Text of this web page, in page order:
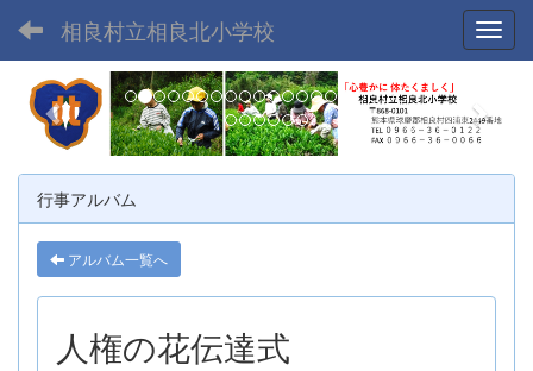
相良村立相良北小学校
p
r
e
v
i
o
u
e
x
t
行事アルバム
アルバム一覧へ
人権の花伝達式